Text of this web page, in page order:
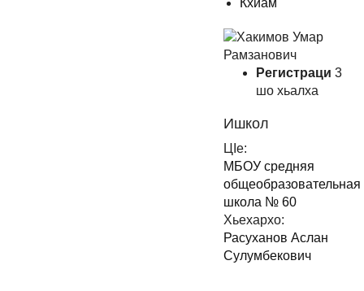
Кхиам
Регистраци 3
шо хьалха
Ишкол
ЦIе:
МБОУ средняя
общеобразовательная
школа № 60
Хьехархо:
Расуханов Аслан
Сулумбекович